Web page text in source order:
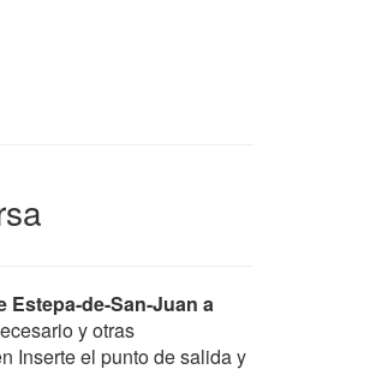
Estepa-de-San-Juan a
y otras
Inserte el punto de salida y